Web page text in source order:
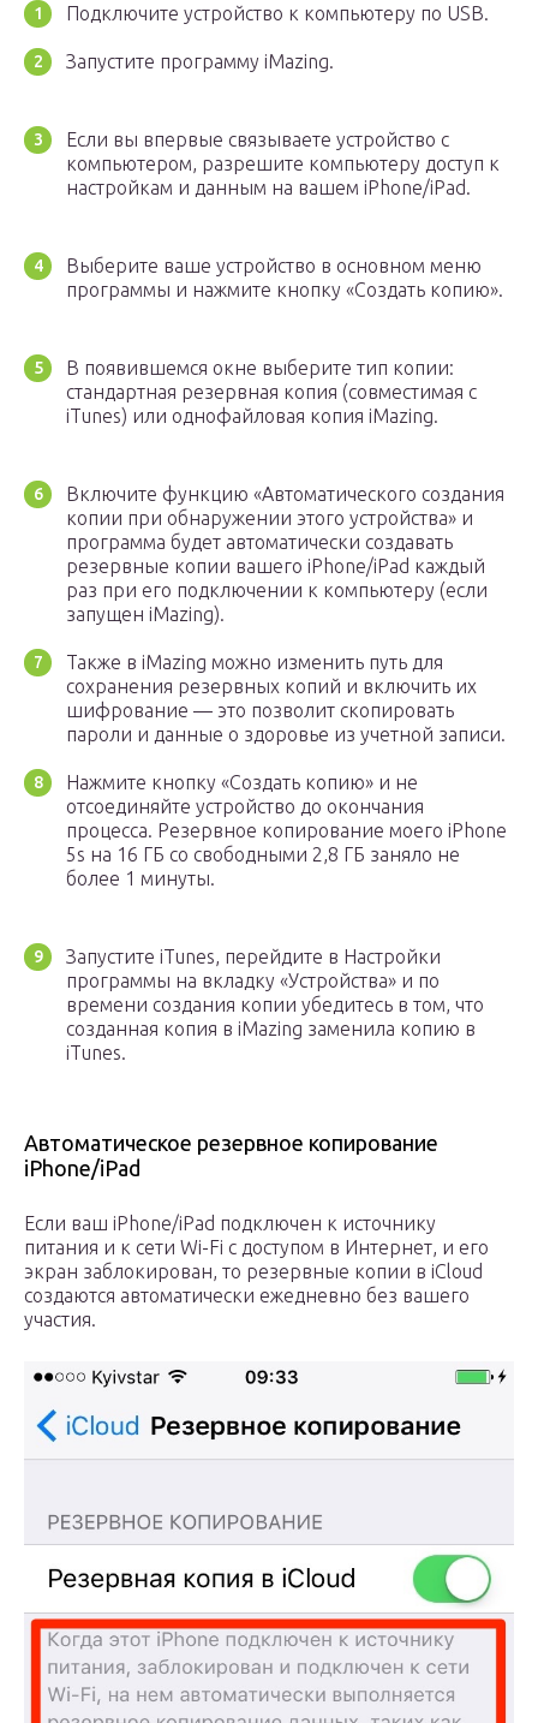
Подключите устройство к компьютеру по USB.
Запустите программу iMazing.
Если вы впервые связываете устройство с
компьютером, разрешите компьютеру доступ к
настройкам и данным на вашем iPhone/iPad.
Выберите ваше устройство в основном меню
программы и нажмите кнопку «Создать копию».
В появившемся окне выберите тип копии:
стандартная резервная копия (совместимая с
iTunes) или однофайловая копия iMazing.
Включите функцию «Автоматического создания
копии при обнаружении этого устройства» и
программа будет автоматически создавать
резервные копии вашего iPhone/iPad каждый
раз при его подключении к компьютеру (если
запущен iMazing).
Также в iMazing можно изменить путь для
сохранения резервных копий и включить их
шифрование — это позволит скопировать
пароли и данные о здоровье из учетной записи.
Нажмите кнопку «Создать копию» и не
отсоединяйте устройство до окончания
процесса. Резервное копирование моего iPhone
5s на 16 ГБ со свободными 2,8 ГБ заняло не
более 1 минуты.
Запустите iTunes, перейдите в Настройки
программы на вкладку «Устройства» и по
времени создания копии убедитесь в том, что
созданная копия в iMazing заменила копию в
iTunes.
Автоматическое резервное копирование
iPhone/iPad
Если ваш iPhone/iPad подключен к источнику
питания и к сети Wi-Fi с доступом в Интернет, и его
экран заблокирован, то резервные копии в iCloud
создаются автоматически ежедневно без вашего
участия.